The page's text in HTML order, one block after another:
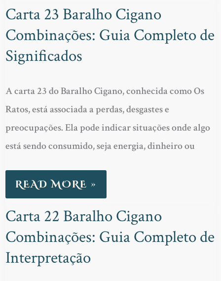
Carta 23 Baralho Cigano
Combinações: Guia Completo de
Significados
A carta 23 do Baralho Cigano, conhecida como Os
Ratos, está associada a perdas, desgastes e
preocupações. Ela pode indicar situações onde algo
está sendo consumido, seja energia, dinheiro ou
CARTA
23
BARALHO
CIGANO
COMBINAÇÕES:
GUIA
COMPLETO
DE
READ MORE »
Carta 22 Baralho Cigano
Combinações: Guia Completo de
Interpretação
CARTA
22
BARALHO
CIGANO